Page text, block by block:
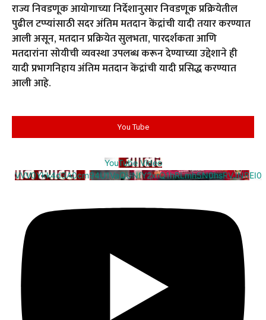
राज्य निवडणूक आयोगाच्या निर्देशानुसार निवडणूक प्रक्रियेतील
पुढील टप्प्यांसाठी सदर अंतिम मतदान केंद्रांची यादी तयार करण्यात
आली असून, मतदान प्रक्रियेत सुलभता, पारदर्शकता आणि
मतदारांना सोयीची व्यवस्था उपलब्ध करून देण्याच्या उद्देशाने ही
यादी प्रभागनिहाय अंतिम मतदान केंद्रांची यादी प्रसिद्ध करण्यात
आली आहे.
You Tube
YouTube Video
VVV0Ykk4d3A0cm94U1VaQUNfY2xrQ1hRLmh5N0hsRVJNREI0